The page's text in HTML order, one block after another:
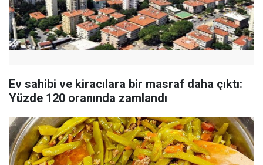
Ev sahibi ve kiracılara bir masraf daha çıktı:
Yüzde 120 oranında zamlandı